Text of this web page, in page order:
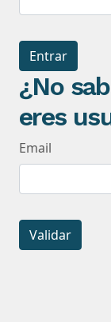
Entrar
¿No
eres
Email
Validar